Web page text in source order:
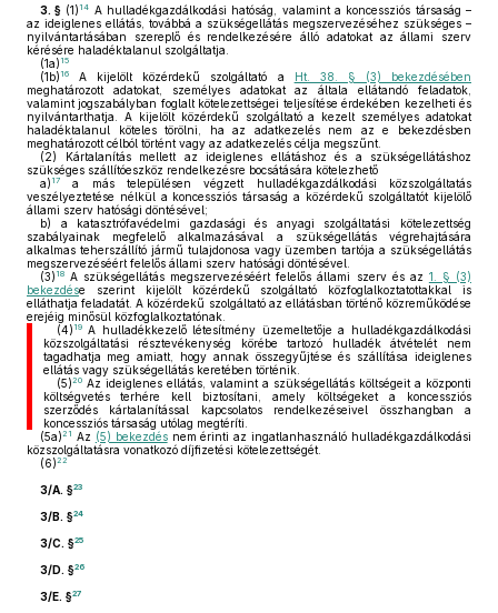
3. § (1) 14 A hulladékgazdálkodási hatóság, valamint a koncessziós társaság –
az ideiglenes ellátás, továbbá a szükségellátás megszervezéséhez szükséges –
nyilvántartásában szereplő és rendelkezésére álló adatokat az állami szerv
kérésére haladéktalanul szolgáltatja.
(1a) 15
(1b) 16 A kijelölt közérdekű szolgáltató a
Ht. 38. § (3) bekezdésében
meghatározott adatokat, személyes adatokat az általa ellátandó feladatok,
valamint jogszabályban foglalt kötelezettségei teljesítése érdekében kezelheti és
nyilvántarthatja. A kijelölt közérdekű szolgáltató a kezelt személyes adatokat
haladéktalanul köteles törölni, ha az adatkezelés nem az e bekezdésben
meghatározott célból történt vagy az adatkezelés célja megszűnt.
(2) Kártalanítás mellett az ideiglenes ellátáshoz és a szükségellátáshoz
szükséges szállítóeszköz rendelkezésre bocsátására kötelezhető
a) 17
a más településen végzett hulladékgazdálkodási közszolgáltatás
veszélyeztetése nélkül a koncessziós társaság a közérdekű szolgáltatót kijelölő
állami szerv hatósági döntésével;
b) a katasztrófavédelmi gazdasági és anyagi szolgáltatási kötelezettség
szabályainak megfelelő alkalmazásával a szükségellátás végrehajtására
alkalmas teherszállító jármű tulajdonosa vagy üzemben tartója a szükségellátás
megszervezéséért felelős állami szerv hatósági döntésével.
(3) 18 A szükségellátás megszervezéséért felelős állami szerv és az 1. § (3)
bekezdése szerint kijelölt közérdekű szolgáltató közfoglalkoztatottakkal is
elláthatja feladatát. A közérdekű szolgáltató az ellátásban történő közreműködése
erejéig minősül közfoglalkoztatónak.
(4) 19A hulladékkezelő létesítmény üzemeltetője a hulladékgazdálkodási
közszolgáltatási résztevékenység körébe tartozó hulladék átvételét nem
tagadhatja meg amiatt, hogy annak összegyűjtése és szállítása ideiglenes
ellátás vagy szükségellátás keretében történik.
(5)20Az ideiglenes ellátás, valamint a szükségellátás költségeit a központi
költségvetés terhére kell biztosítani, amely költségeket a koncessziós
szerződés kártalanítással kapcsolatos rendelkezéseivel összhangban a
koncessziós társaság utólag megtéríti.
(5a)21 Az (5) bekezdésnem érinti az ingatlanhasználó hulladékgazdálkodási
közszolgáltatásra vonatkozó díjfizetési kötelezettségét.
(6)22
3/A. §23
3/B. §24
3/C. §25
3/D. §26
3/E. §27